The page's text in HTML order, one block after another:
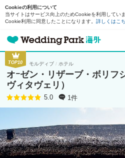
Cookieの利用について
当サイトはサービス向上のためCookieを利用してい
Cookie利用に同意したことになります。 詳しくはこ
TOP10 モルディブ ホテル
オｰゼン・リザーブ・ボリフ
ヴィタヴェリ）
5.0 1件